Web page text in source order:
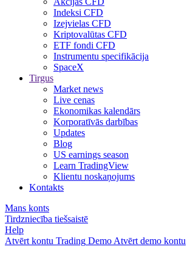
Indeksi CFD
Izejvielas CFD
Kriptovalūtas CFD
ETF fondi CFD
Instrumentu specifikācija
SpaceX
Tirgus
Market news
Live cenas
Ekonomikas kalendārs
Korporatīvās darbības
Updates
Blog
US earnings season
Learn TradingView
Klientu noskaņojums
Kontakts
Mans konts
Tirdzniecība tiešsaistē
Help
Atvērt kontu Trading Demo Atvērt demo kontu